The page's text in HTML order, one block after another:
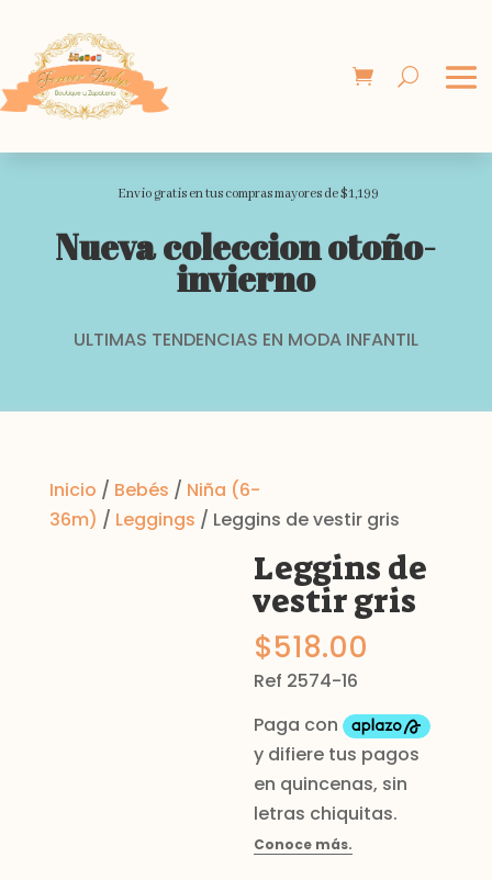
Envio gratis en tus compras mayores de $1,199
Nueva coleccion otoño-
invierno
ULTIMAS TENDENCIAS EN MODA INFANTIL
Inicio / Bebés / Niña (6-
36m) / Leggings / Leggins de vestir gris
Leggins de
vestir gris
$518.00
Ref 2574-16